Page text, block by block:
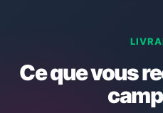
Ce que vous